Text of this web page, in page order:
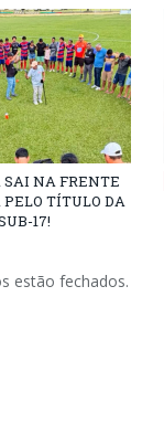
NA FRENTE
TÍTULO DA
17!
estão fechados.